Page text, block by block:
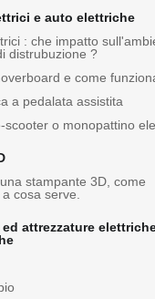
e auto elettriche
: che impatto
distrubuzione ?
e come
a pedalata assistita
scooter o monopattino
stampante 3D, come
cosa serve.
attrezzature